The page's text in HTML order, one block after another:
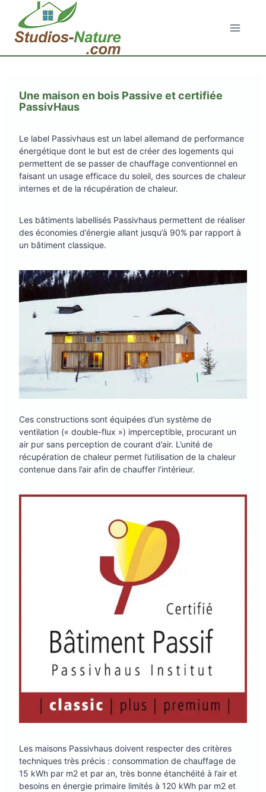
contenu
Une maison en bois Passive et certifiée
PassivHaus
Le label Passivhaus est un label allemand de performance
énergétique dont le but est de créer des logements qui
permettent de se passer de chauffage conventionnel en
faisant un usage efficace du soleil, des sources de chaleur
internes et de la récupération de chaleur.
Les bâtiments labellisés Passivhaus permettent de réaliser
des économies d’énergie allant jusqu’à 90% par rapport à
un bâtiment classique.
Ces constructions sont équipées d’un système de
ventilation (« double-flux ») imperceptible, procurant un
air pur sans perception de courant d’air. L’unité de
récupération de chaleur permet l’utilisation de la chaleur
contenue dans l’air afin de chauffer l’intérieur.
Les maisons Passivhaus doivent respecter des critères
techniques très précis : consommation de chauffage de
15 kWh par m2 et par an, très bonne étanchéité à l’air et
besoins en énergie primaire limités à 120 kWh par m2 et